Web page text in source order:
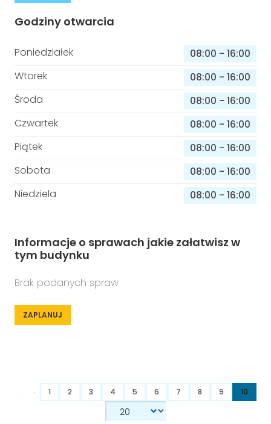
Godziny otwarcia
Poniedziałek 08:00 - 16:00
Wtorek
08:00 - 16:00
Środa
08:00 - 16:00
Czwartek
08:00 - 16:00
Piątek
08:00 - 16:00
Sobota
08:00 - 16:00
Niedziela
08:00 - 16:00
Informacje o sprawach jakie załatwisz w
tym budynku
Brak podanych spraw
ZAPLANUJ
1 2 3 4 5 6 7 8 9 10